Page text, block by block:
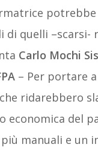
di quelli –scarsi-
Carlo Mochi
– Per portare
ridarebbero
economica del
manuali e un